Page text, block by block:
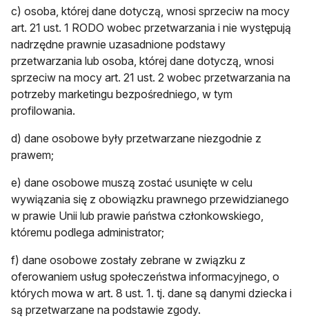
c) osoba, której dane dotyczą, wnosi sprzeciw na mocy
art. 21 ust. 1 RODO wobec przetwarzania i nie występują
nadrzędne prawnie uzasadnione podstawy
przetwarzania lub osoba, której dane dotyczą, wnosi
sprzeciw na mocy art. 21 ust. 2 wobec przetwarzania na
potrzeby marketingu bezpośredniego, w tym
profilowania.
d) dane osobowe były przetwarzane niezgodnie z
prawem;
e) dane osobowe muszą zostać usunięte w celu
wywiązania się z obowiązku prawnego przewidzianego
w prawie Unii lub prawie państwa członkowskiego,
któremu podlega administrator;
f) dane osobowe zostały zebrane w związku z
oferowaniem usług społeczeństwa informacyjnego, o
których mowa w art. 8 ust. 1. tj. dane są danymi dziecka i
są przetwarzane na podstawie zgody.